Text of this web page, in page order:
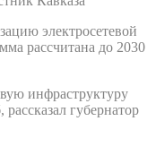
электросетевой
рассчитана до 2030
инфраструктуру
губернатор